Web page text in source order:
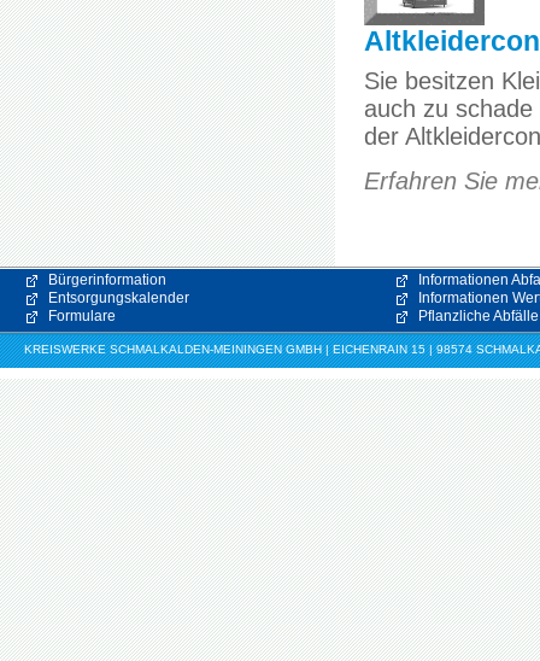
Sie besitzen
auch zu
der
Erfahren Sie
Bürgerinformation
Entsorgungskalender
Formulare
Informationen
Informationen
Pflanzliche Abfälle
KREISWERKE SCHMALKALDEN-MEININGEN GMBH | EICHENRAIN 15 | 98574